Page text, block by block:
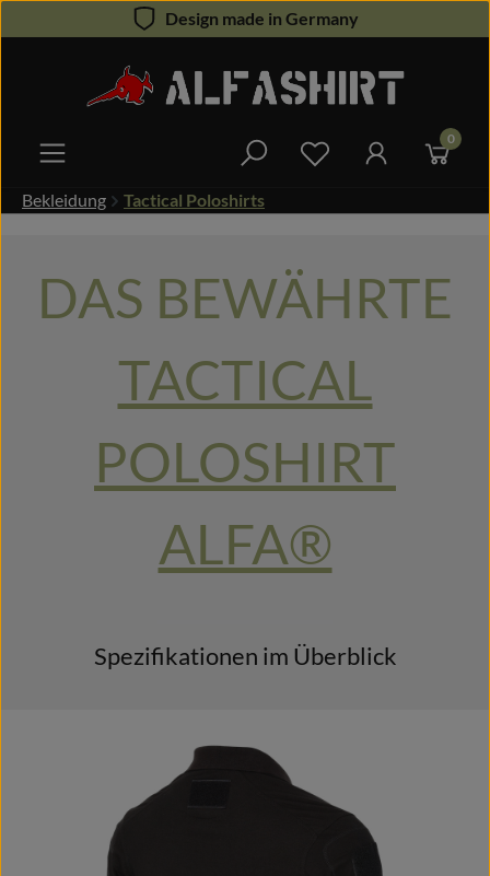
Zum Hauptinhalt springenDesign made in Germany
Du hast 0 0
Bekleidung Tactical Poloshirts
DAS BEWÄHRTE
TACTICAL
POLOSHIRT
ALFA®
Spezifikationen im Überblick